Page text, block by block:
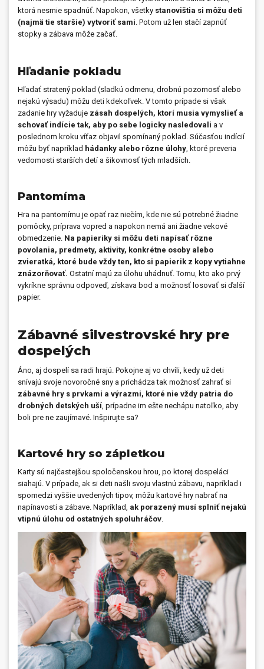
ktorá nesmie spadnúť. Napokon, všetky stanovištia si môžu deti
(najmä tie staršie) vytvoriť sami. Potom už len stačí zapnúť
stopky a zábava môže začať.
Hľadanie pokladu
Hľadať stratený poklad (sladkú odmenu, drobnú pozornosť alebo
nejakú výsadu) môžu deti kdekoľvek. V tomto prípade si však
zadanie hry vyžaduje zásah dospelých, ktorí musia vymyslieť a
schovať indície tak, aby po sebe logicky nasledovali a v
poslednom kroku víťaz objavil spomínaný poklad. Súčasťou indícií
môžu byť napríklad hádanky alebo rôzne úlohy, ktoré preveria
vedomosti starších detí a šikovnosť tých mladších.
Pantomíma
Hra na pantomímu je opäť raz niečím, kde nie sú potrebné žiadne
pomôcky, príprava vopred a napokon nemá ani žiadne vekové
obmedzenie. Na papieriky si môžu deti napísať rôzne
povolania, predmety, aktivity, konkrétne osoby alebo
zvieratká, ktoré bude vždy ten, kto si papierik z kopy vytiahne
znázorňovať. Ostatní majú za úlohu uhádnuť. Tomu, kto ako prvý
vykríkne správnu odpoveď, získava bod a možnosť losovať si ďalší
papier.
Zábavné silvestrovské hry pre
dospelých
Áno, aj dospelí sa radi hrajú. Pokojne aj vo chvíli, kedy už deti
snívajú svoje novoročné sny a prichádza tak možnosť zahrať si
zábavné hry s prvkami a výrazmi, ktoré nie vždy patria do
drobných detských uší, prípadne im ešte nechápu natoľko, aby
boli pre ne zaujímavé. Inšpirujte sa?
Kartové hry so zápletkou
Karty sú najčastejšou spoločenskou hrou, po ktorej dospeláci
siahajú. V prípade, ak si deti našli svoju vlastnú zábavu, napríklad i
spomedzi vyššie uvedených tipov, môžu kartové hry nabrať na
napínavosti a zábave. Napríklad, ak porazený musí splniť nejakú
vtipnú úlohu od ostatných spoluhráčov.